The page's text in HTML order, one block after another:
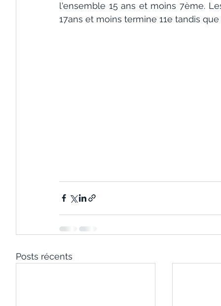
l'ensemble 15 ans et moins 7ème.
17ans et moins termine 11e tandis
Posts récents